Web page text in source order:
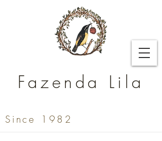
Fazenda Lila
Since 1982